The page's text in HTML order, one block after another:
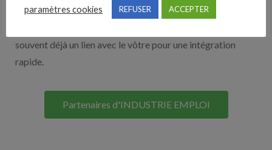
multidiffuseurs, sites payant… nombreux sont nos
souvent déjà un lien avec le vôtre pour une intégration
rapide.
Partenaires d'INDUSTRIE EMPLOI
paramètres cookies REFUSER ACCEPTER